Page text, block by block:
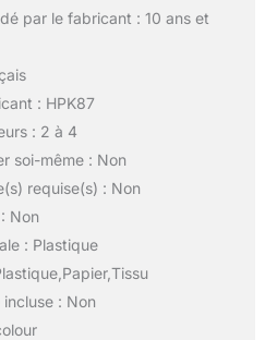
par le fabricant : 10 ans et
: HPK87
: 2 à 4
soi-même : Non
requise(s) : Non
Non
: Plastique
: Non